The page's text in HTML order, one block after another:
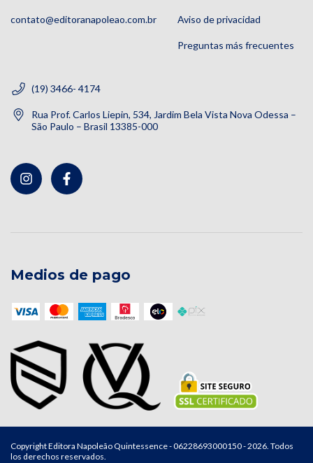
contato@editoranapoleao.com.br Aviso de privacidad
Preguntas más frecuentes
(19) 3466- 4174
Rua Prof. Carlos Liepin, 534, Jardim Bela Vista Nova Odessa –
São Paulo – Brasil 13385-000
Medios de pago
Copyright Editora Napoleão Quintessence - 06228693000150 - 2026. Todos
los derechos reservados.